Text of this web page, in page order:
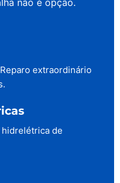
extraordinário
de